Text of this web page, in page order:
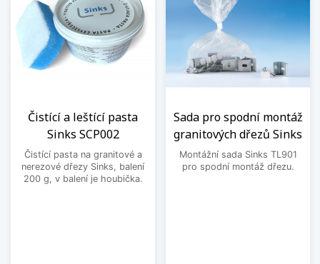
Čistící a leštící pasta
Sinks SCP002
Čistící pasta na granitové a
nerezové dřezy Sinks, balení
200 g, v balení je houbička.
Sada pro spodní montáž
granitových dřezů Sinks
Montážní sada Sinks TL901
pro spodní montáž dřezu.